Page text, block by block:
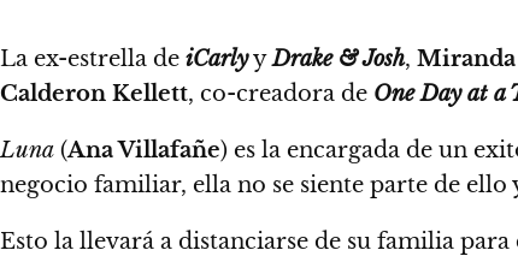
La ex-estrella de iCarlyyDrake & Josh, Miranda
Calderon Kellett, co-creadora de One Day at a
Luna (Ana Villafañe) es la encargada de un
negocio familiar, ella no se siente parte de ello
Esto la llevará a distanciarse de su familia